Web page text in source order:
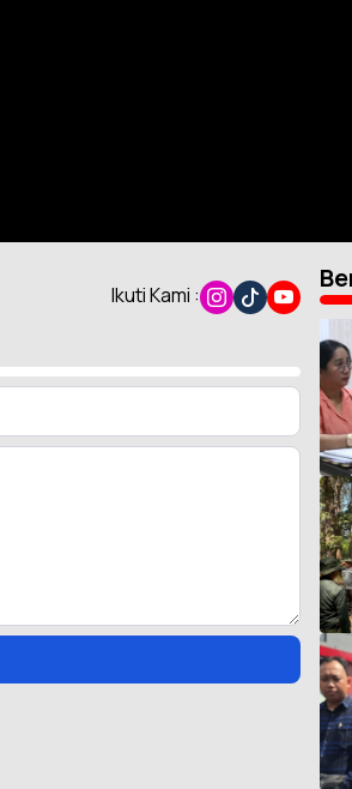
Ikuti Kami :